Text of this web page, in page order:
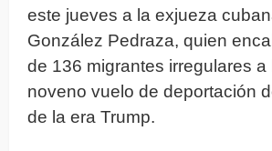
este jueves a la exjueza
González Pedraza, quien
de 136 migrantes irregulares a
noveno vuelo de deportación
de la era Trump.